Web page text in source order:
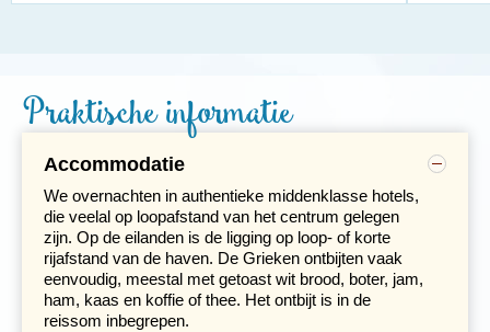
tuibrug ter wereld te bewonderen. Vervolgens rijden we
in circa twee uur door naarOlympia.
Olympia is natuurlijk beroemd geworden
Praktische informatie
Accommodatie
We overnachten in authentieke middenklasse hotels,
die veelal op loopafstand van het centrum gelegen
zijn. Op de eilanden is de ligging op loop- of korte
rijafstand van de haven. De Grieken ontbijten vaak
eenvoudig, meestal met getoast wit brood, boter, jam,
ham, kaas en koffie of thee. Het ontbijt is in de
reissom inbegrepen.